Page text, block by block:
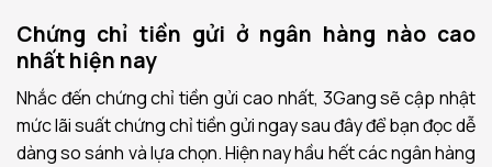
Chứng chỉ tiền gửi ở ngân hàng nào cao
nhất hiện nay
Nhắc đến chứng chỉ tiền gửi cao nhất, 3Gang sẽ cập nhật
mức lãi suất chứng chỉ tiền gửi ngay sau đây để bạn đọc dễ
dàng so sánh và lựa chọn. Hiện nay hầu hết các ngân hàng